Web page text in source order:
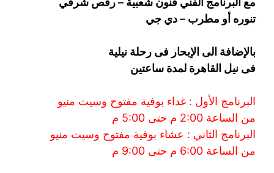
تنوره أو مطرب – دي جي
بالإضافة الى الإبحار فى رحلة نيلية
فى نيل القاهرة لمدة ساعتين
البرنامج الأول : غداء بوفية مفتوح وسيت منيو
من الساعة 2:00 م حتى 5:00 م
البرنامج الثاني : عشاء بوفية مفتوح وسيت منيو
من الساعة 6:00
م حتى 9:00 م